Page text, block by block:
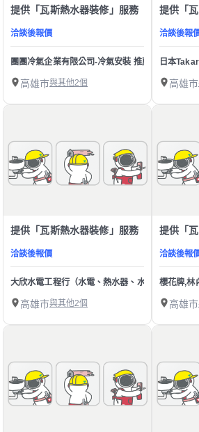
提供「瓦斯熱水器裝修」服務
洽談後報價
團團冷氣企業有限公司-冷氣安裝 推薦 家電販售
高雄市與其他2個
提供「
洽談後報
日本
高雄市
提供「瓦斯熱水器裝修」服務
洽談後報價
大欣水電工程行（水電、熱水器、水管包通）
高雄市與其他2個
提供「
洽談後報
櫻花牌,林
高雄市